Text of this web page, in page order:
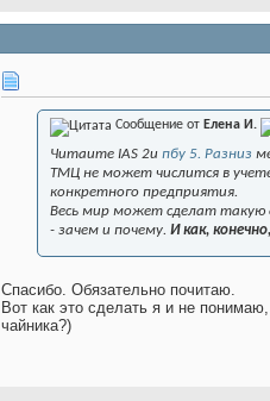
Сообщение от Елена И.
Читаите IAS 2и пбу 5. Разниз
ТМЦ не может числится в
конкретного предприятия.
Весь мир может сделат такую
- зачем и почему. И как,
Спасибо. Обязательно почитаю.
Вот как это сделать я и не
чайника?)